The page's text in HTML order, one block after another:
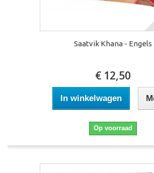
Saatvik Khana - Engels
€ 12,50
In winkelwagen
Op voorraad